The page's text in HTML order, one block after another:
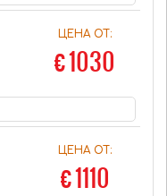
ЦЕНА ОТ:
€ 1030
ЦЕНА ОТ:
€ 1110